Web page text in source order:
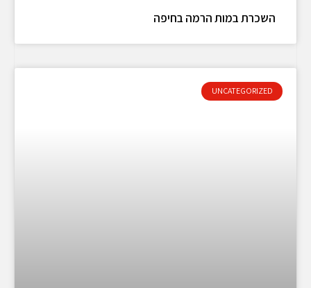
השכרת במות הרמה בחיפה
UNCATEGORIZED